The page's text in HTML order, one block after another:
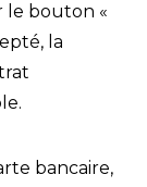
le bouton «
la
bancaire,